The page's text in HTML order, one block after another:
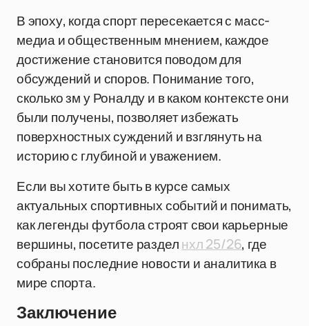
В эпоху, когда спорт пересекается с масс-
медиа и общественным мнением, каждое
достижение становится поводом для
обсуждений и споров. Понимание того,
сколько зм у Роналду и в каком контексте они
были получены, позволяет избежать
поверхностных суждений и взглянуть на
историю с глубиной и уважением.
Если вы хотите быть в курсе самых
актуальных спортивных событий и понимать,
как легенды футбола строят свои карьерные
вершины, посетите разделнхл 25/26, где
собраны последние новости и аналитика в
мире спорта.
Заключение